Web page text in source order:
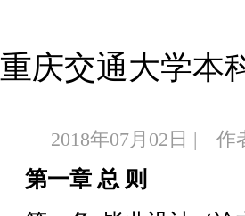
重庆交通大学本
2018年07月02日 |
第一章 总 则